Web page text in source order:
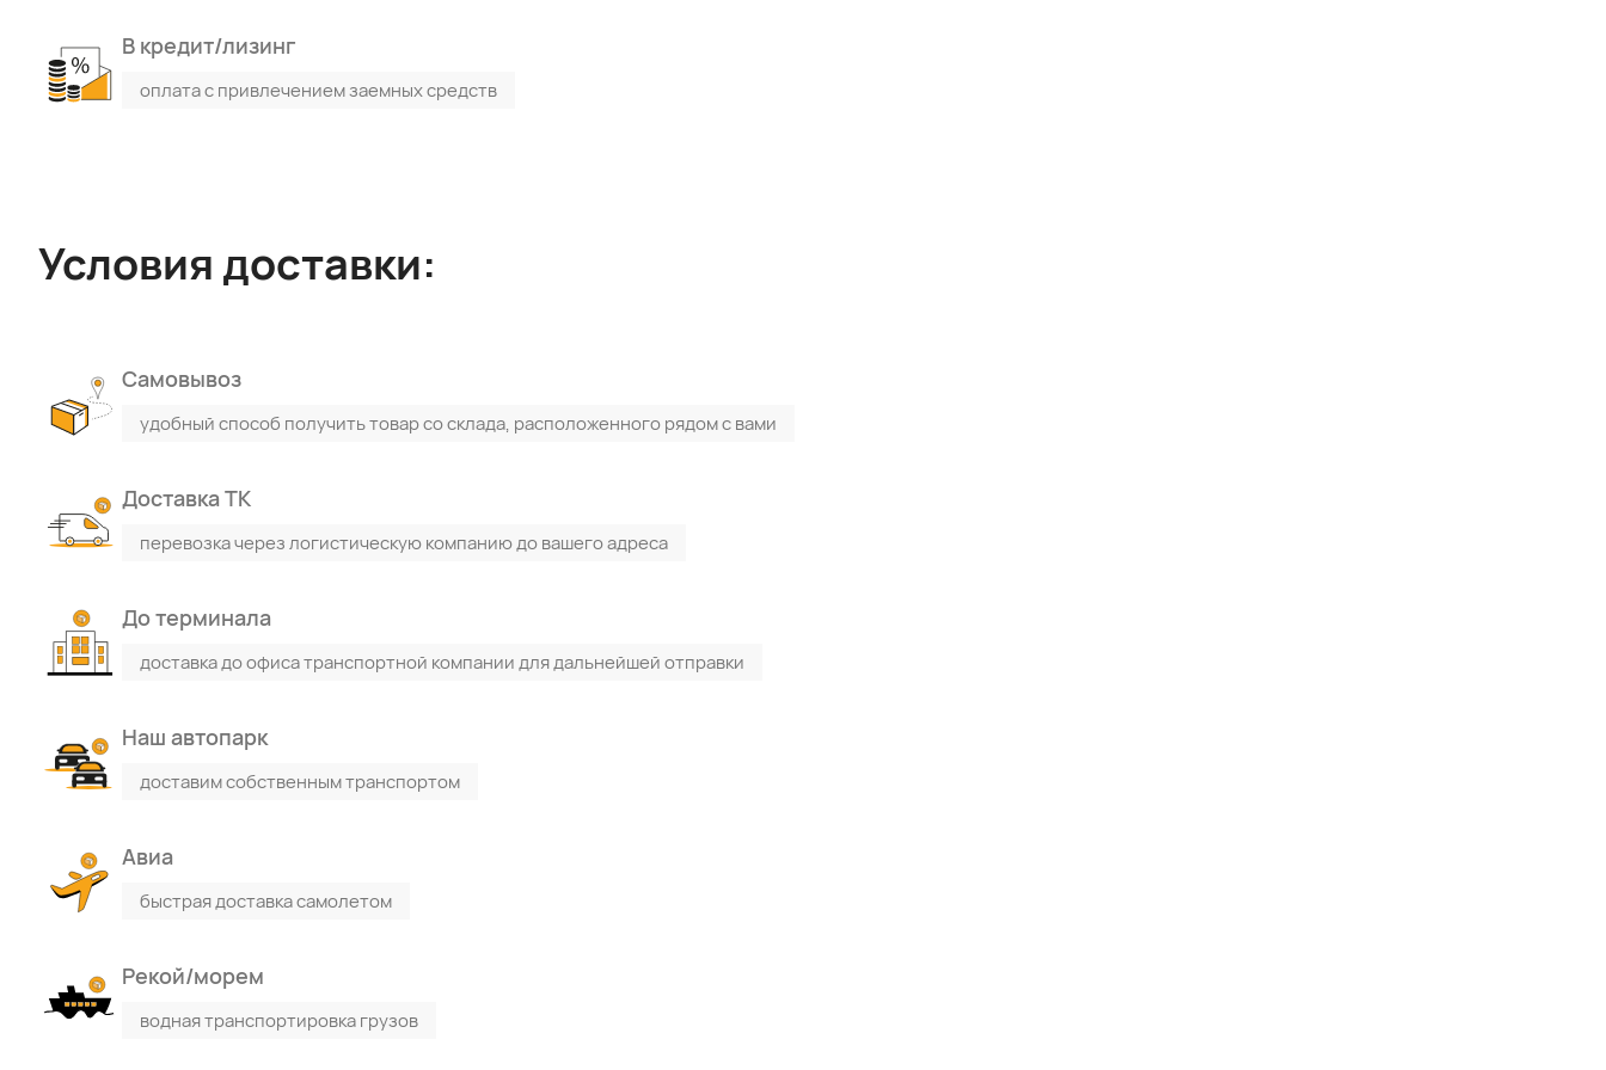
В кредит/лизинг
оплата с привлечением заемных средств
Условия доставки:
Самовывоз
удобный способ получить товар со склада, расположенного рядом с вами
Доставка ТК
перевозка через логистическую компанию до вашего адреса
До терминала
доставка до офиса транспортной компании для дальнейшей отправки
Наш автопарк
доставим собственным транспортом
Авиа
быстрая доставка самолетом
Рекой/морем
водная транспортировка грузов
Поиск по каталогуПоиск по сайту